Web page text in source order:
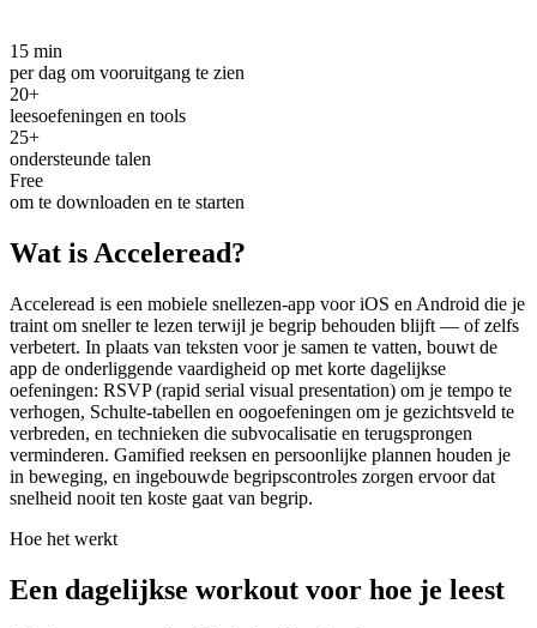
15 min
per dag om vooruitgang te zien
20+
leesoefeningen en tools
25+
ondersteunde talen
Free
om te downloaden en te starten
Wat is Acceleread?
Acceleread is een mobiele snellezen-app voor iOS en Android die je
traint om sneller te lezen terwijl je begrip behouden blijft — of zelfs
verbetert. In plaats van teksten voor je samen te vatten, bouwt de
app de onderliggende vaardigheid op met korte dagelijkse
oefeningen: RSVP (rapid serial visual presentation) om je tempo te
verhogen, Schulte-tabellen en oogoefeningen om je gezichtsveld te
verbreden, en technieken die subvocalisatie en terugsprongen
verminderen. Gamified reeksen en persoonlijke plannen houden je
in beweging, en ingebouwde begripscontroles zorgen ervoor dat
snelheid nooit ten koste gaat van begrip.
Hoe het werkt
Een dagelijkse workout voor hoe je leest